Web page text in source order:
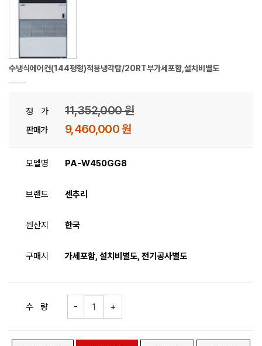
수냉식에어컨(144평형)적용냉각탑/20RT부가세포함,설치비별도
정 가 11,352,000 원
판매가 9,460,000 원
모델명 PA-W450GG8
브랜드 센추리
원산지 한국
구매시 가세포함, 설치비별도, 전기공사별도
수 량